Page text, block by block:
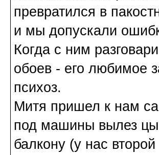
превратился в
и мы допускали
Когда с ним
обоев - его любимое
психоз.
Митя пришел к нам
под машины вылез
балкону (у нас